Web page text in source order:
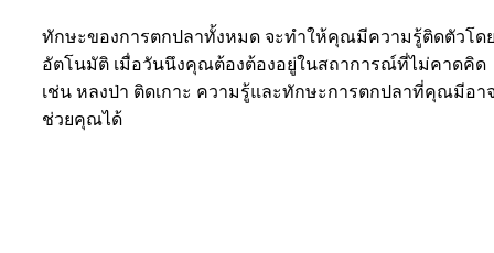
ทักษะของการตกปลาทั้งหมด จะทำให้คุณมีความรู้ติดตัวโด
อัตโนมัติ เมื่อวันนึงคุณต้องต้องอยู่ในสถาการณ์ที่ไม่คาดคิด
เช่น หลงป่า ติดเกาะ ความรู้และทักษะการตกปลาที่คุณมีอา
ช่วยคุณได้